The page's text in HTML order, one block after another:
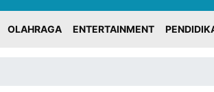
OLAHRAGA ENTERTAINMENT